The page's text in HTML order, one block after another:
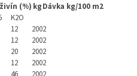
(%) kgDávka kg/100 m2
K2O
12 2002
12 2002
20 2002
12 2002